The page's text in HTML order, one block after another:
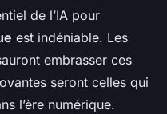
de l’IA pour
est indéniable. Les
embrasser ces
seront celles qui
l’ère numérique.